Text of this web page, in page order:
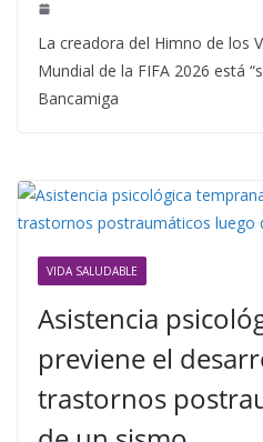
La creadora del Himno de los
Mundial de la FIFA 2026 está
Bancamiga
VIDA SALUDABLE
Asistencia
previene el
trastornos